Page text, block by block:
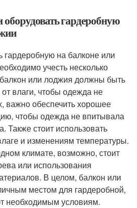
гардеробную
на балконе или
учесть несколько
или лоджия должны быть
влаги, чтобы одежда не
важно обеспечить хорошее
чтобы одежда не впитывала
Также стоит использовать
и изменениям температуры.
климате, возможно, стоит
или использования
В целом, балкон или
местом для гардеробной,
необходимым условиям.